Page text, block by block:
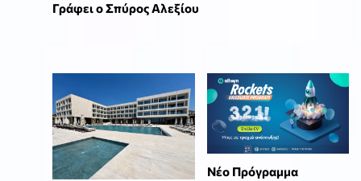
Γράφει ο Σπύρος Αλεξίου
Νέο Πρόγραμμα